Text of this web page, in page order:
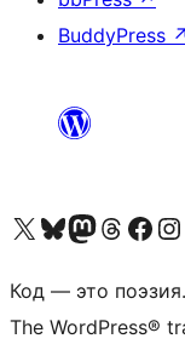
BuddyPress ↗
Посетите нас в X (ранее Twitter)
Посетите нашу учётную запись в Bluesky
Посетите нашу ленту в
Посетите нашу учётную
Посетите
Код — это поэзия.
The WordPress®